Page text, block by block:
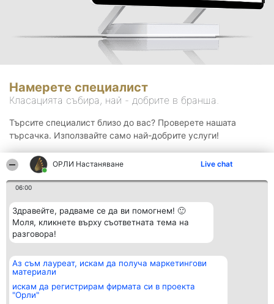
ОРЛИ Настаняване Live chat
06:00
Здравейте, радваме се да ви помогнем! 🙂
Моля, кликнете върху съответната тема на
разговора!
Аз съм лауреат, искам да получа маркетингови
материали
искам да регистрирам фирмата си в проекта
"Орли"
Намерете специалист
Класацията събира, най - добрите в бранша.
Търсите специалист близо до вас? Проверете нашата
търсачка. Използвайте само най-добрите услуги!
Организатор на
класиране
BulevardulAleea Timișul De
Sus Nr. 2, Bl. A30, Sc. A, Et.
Класация
всички
Контакти